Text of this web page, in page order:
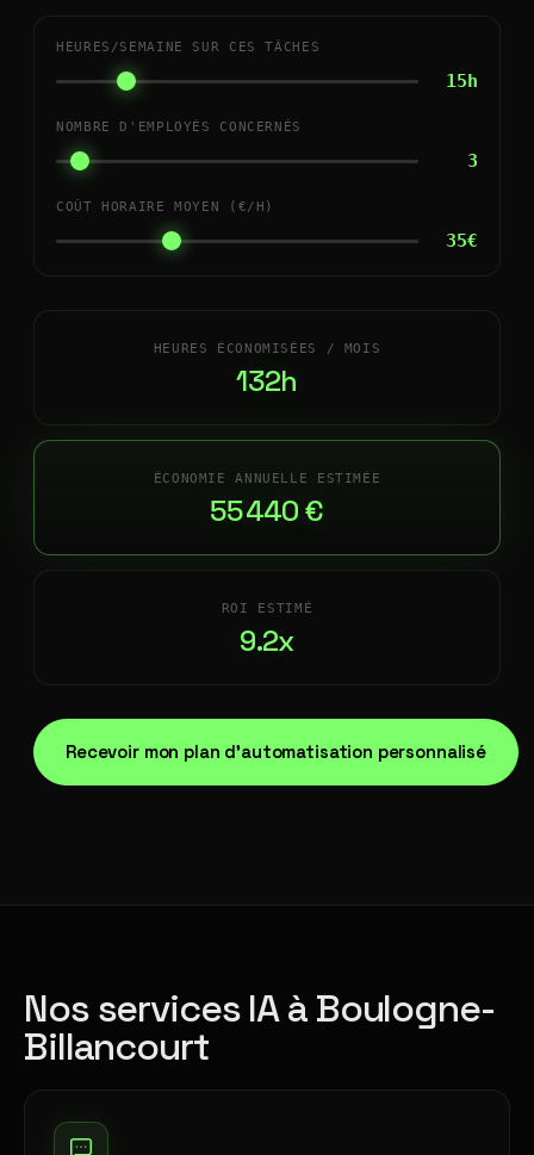
HEURES/SEMAINE SUR CES TÂCHES
15h
NOMBRE D'EMPLOYÉS CONCERNÉS
3
COÛT HORAIRE MOYEN (€/H)
35€
HEURES ÉCONOMISÉES / MOIS
132h
ÉCONOMIE ANNUELLE ESTIMÉE
55 440 €
ROI ESTIMÉ
9.2x
Recevoir mon plan d'automatisation personnalisé
Nos services IA à Boulogne-
Billancourt